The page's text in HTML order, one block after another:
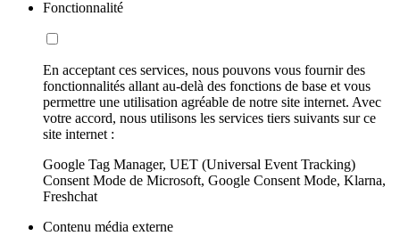
Fonctionnalité
En acceptant ces services, nous pouvons vous fournir des
fonctionnalités allant au-delà des fonctions de base et vous
permettre une utilisation agréable de notre site internet. Avec
votre accord, nous utilisons les services tiers suivants sur ce
site internet :
Google Tag Manager, UET (Universal Event Tracking)
Consent Mode de Microsoft, Google Consent Mode, Klarna,
Freshchat
Contenu média externe